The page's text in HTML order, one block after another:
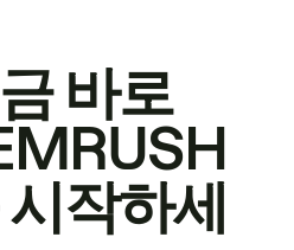
바로
시작하세